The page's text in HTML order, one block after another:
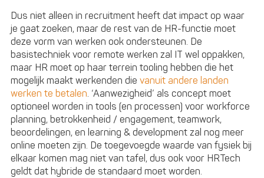
Dus niet alleen in recruitment heeft dat impact op waar
je gaat zoeken, maar de rest van de HR-functie moet
deze vorm van werken ook ondersteunen. De
basistechniek voor remote werken zal IT wel oppakken,
maar HR moet op haar terrein tooling hebben die het
mogelijk maakt werkenden dievanuit andere landen
werken te betalen. ‘Aanwezigheid’ als concept moet
optioneel worden in tools (en processen) voor workforce
planning, betrokkenheid / engagement, teamwork,
beoordelingen, en learning & development zal nog meer
online moeten zijn. De toegevoegde waarde van fysiek bij
elkaar komen mag niet van tafel, dus ook voor HRTech
geldt dat hybride de standaard moet worden.